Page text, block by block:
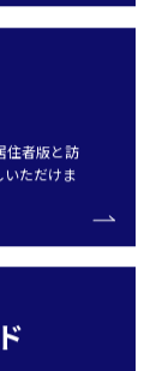
住者版と訪
ただけま